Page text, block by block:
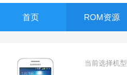
首页 ROM资源
当前选择机型